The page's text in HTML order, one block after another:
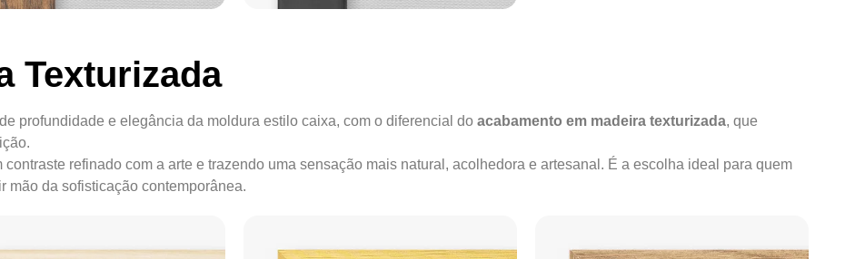
Texturizada
profundidade e elegância da moldura estilo caixa, com o diferencial do acabamento em madeira texturizada, que
refinado com a arte e trazendo uma sensação mais natural, acolhedora e artesanal. É a escolha ideal para quem
mão da sofisticação contemporânea.